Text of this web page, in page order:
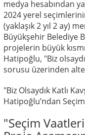
medya hesabından
2024 yerel
(yaklaşık 2 yıl 2 ay)
Büyükşehir Belediye
projelerin büyük
Hatipoğlu, "Biz
sorusu üzerinden
"Biz Olsaydık Katlı
Hatipoğlu’ndan
"Seçim